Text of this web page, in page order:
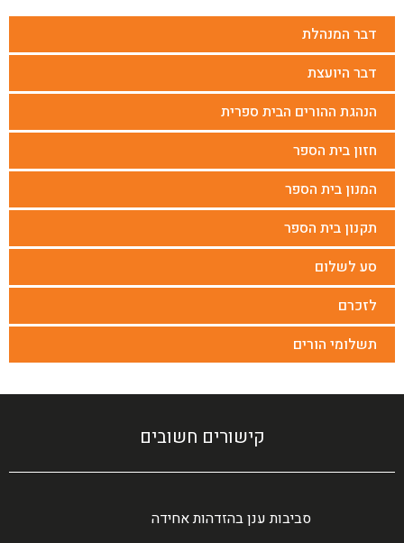
דבר המנהלת
דבר היועצת
הנהגת ההורים הבית ספרית
חזון בית הספר
המנון בית הספר
תקנון בית הספר
סע לשלום
לזכרם
תשלומי הורים
קישורים חשובים
סביבות ענן בהזדהות אחידה